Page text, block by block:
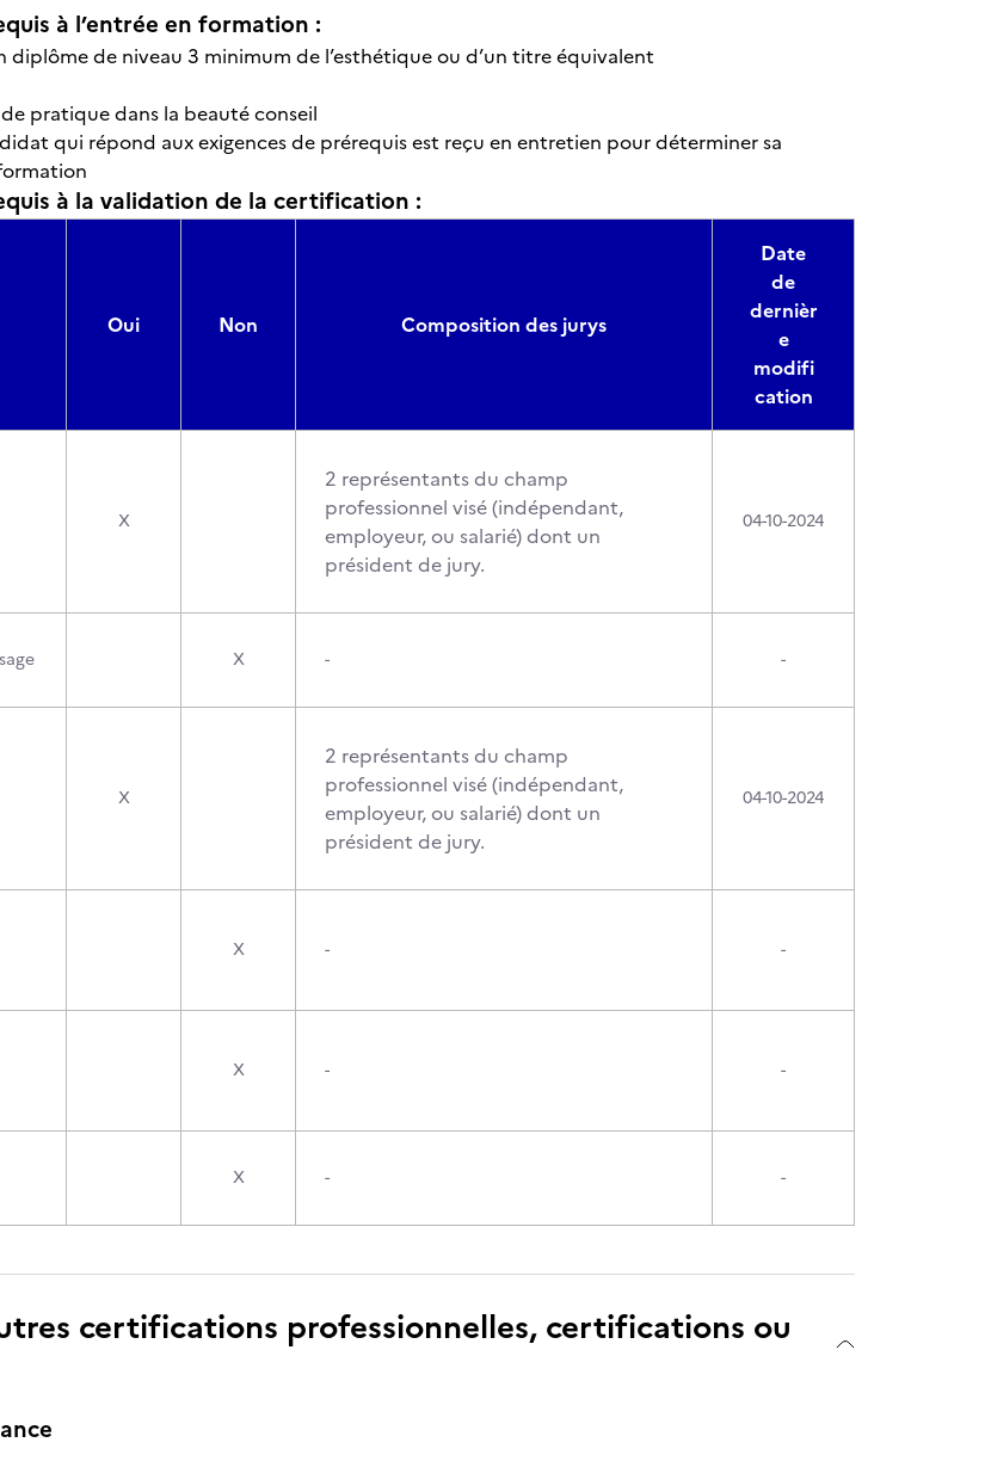
à l’entrée en formation :
de niveau 3 minimum de l’esthétique ou d’un titre équivalent
pratique dans la beauté conseil
qui répond aux exigences de prérequis est reçu en entretien pour déterminer sa
à la validation de la certification :
Oui Non Composition des jurys
Date
de
dernièr
e
modifi
cation
X
2 représentants du champ
professionnel visé (indépendant,
employeur, ou salarié) dont un
président de jury.
04-10-2024
X - -
X
2 représentants du champ
professionnel visé (indépendant,
employeur, ou salarié) dont un
président de jury.
04-10-2024
X - -
X - -
X - -
certifications professionnelles, certifications ou